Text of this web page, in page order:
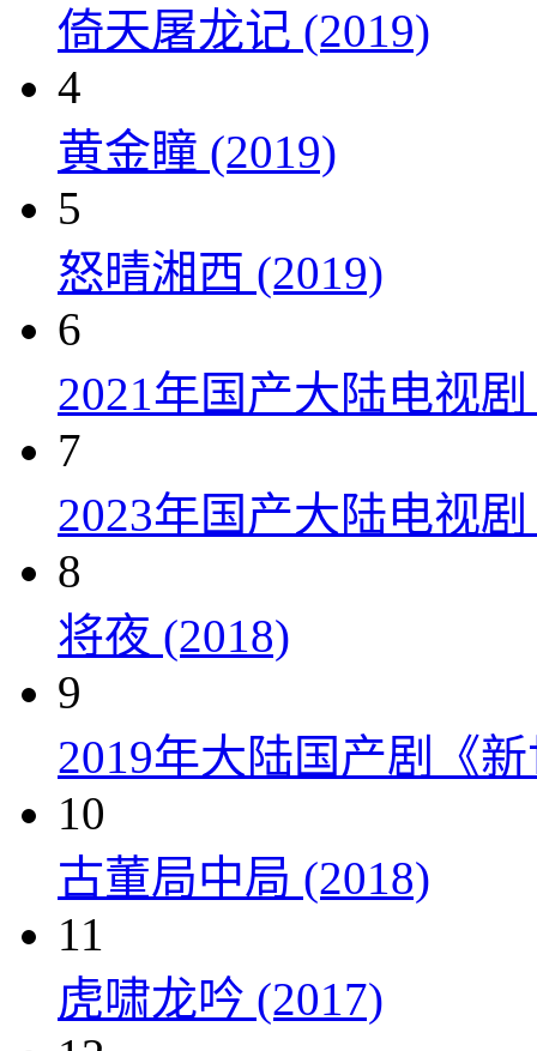
倚天屠龙记 (2019)
4
黄金瞳 (2019)
5
怒晴湘西 (2019)
6
2021年国产大陆电视
7
2023年国产大陆电视
8
将夜 (2018)
9
2019年大陆国产剧《
10
古董局中局 (2018)
11
虎啸龙吟 (2017)